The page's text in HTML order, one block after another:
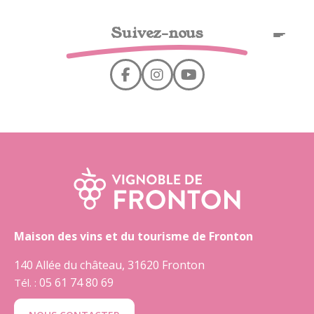
Suivez-nous
Maison des vins et du tourisme de Fronton
140 Allée du château, 31620 Fronton
Tél. : 05 61 74 80 69